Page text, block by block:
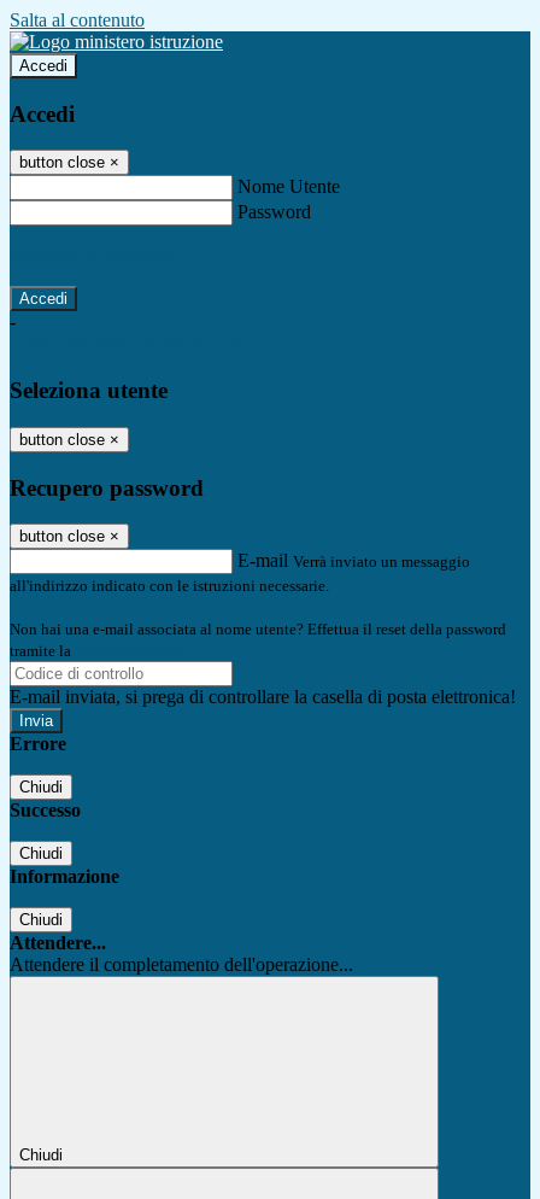
Salta al contenuto
Accedi
Accedi
button close ×
Nome Utente
Password
-
Seleziona utente
button close ×
Recupero password
button close ×
E-mail Verrà inviato un messaggio
all'indirizzo indicato con le istruzioni necessarie.
Non hai una e-mail associata al nome utente? Effettua il reset della password
tramite la
E-mail inviata, si prega di controllare la casella di posta elettronica!
Errore
Chiudi
Successo
Chiudi
Informazione
Chiudi
Attendere...
Attendere il completamento dell'operazione...
Chiudi